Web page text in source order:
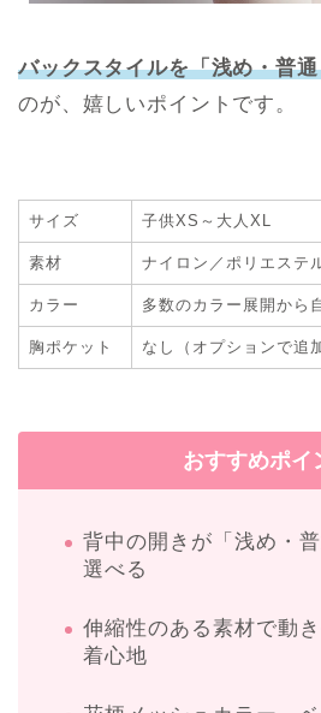
バックスタイルを「浅め・普
のが、嬉しいポイントです。
サイズ 子供XS～大人XL
素材 ナイロン／ポリエステ
カラー 多数のカラー展開から
胸ポケット なし（オプションで追
おすすめポイ
背中の開きが「浅め・
選べる
伸縮性のある素材で動
着心地